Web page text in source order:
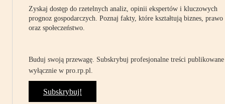
Zyskaj dostęp do rzetelnych analiz, opinii ekspertów i kluczowych
prognoz gospodarczych. Poznaj fakty, które kształtują biznes, prawo
oraz społeczeństwo.
Buduj swoją przewagę. Subskrybuj profesjonalne treści publikowane
wyłącznie w pro.rp.pl.
Subskrybuj!